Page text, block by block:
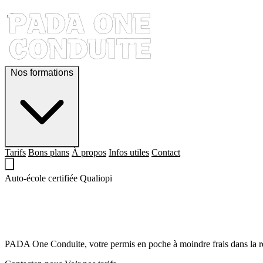
Nos formations
Tarifs Bons plans À propos Infos utiles Contact
Auto-école certifiée Qualiopi
PADA One Conduite, votre permis en poche à moindre frais dans la